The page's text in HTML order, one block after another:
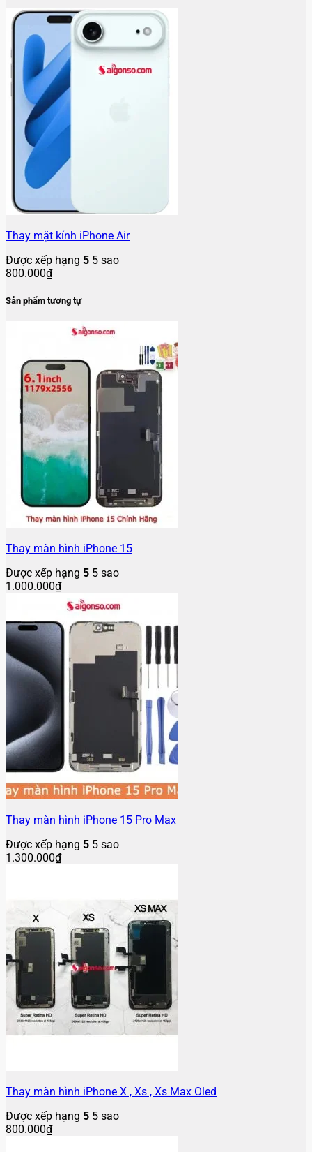
Thay mặt kính iPhone Air
Được xếp hạng 5 5 sao
800.000₫
Sản phẩm tương tự
Thay màn hình iPhone 15
Được xếp hạng 5 5 sao
1.000.000₫
Thay màn hình iPhone 15 Pro Max
Được xếp hạng 5 5 sao
1.300.000₫
Thay màn hình iPhone X , Xs , Xs Max Oled
Được xếp hạng 5 5 sao
800.000₫